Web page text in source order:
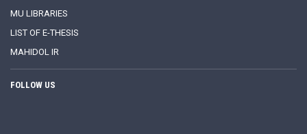
MU LIBRARIES
LIST OF E-THESIS
MAHIDOL IR
FOLLOW US